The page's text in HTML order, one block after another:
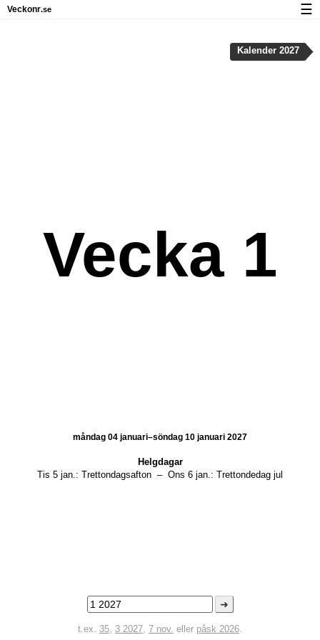
Vecka 1
måndag 04 januari–söndag 10 januari 2027
Helgdagar
Tis 5 jan.: Trettondagsafton – Ons 6 jan.: Trettondedag jul
➜
t.ex. 35, 3 2027, 7 nov. eller påsk 2026.
Kalender 2027
Veckonr.se ☰